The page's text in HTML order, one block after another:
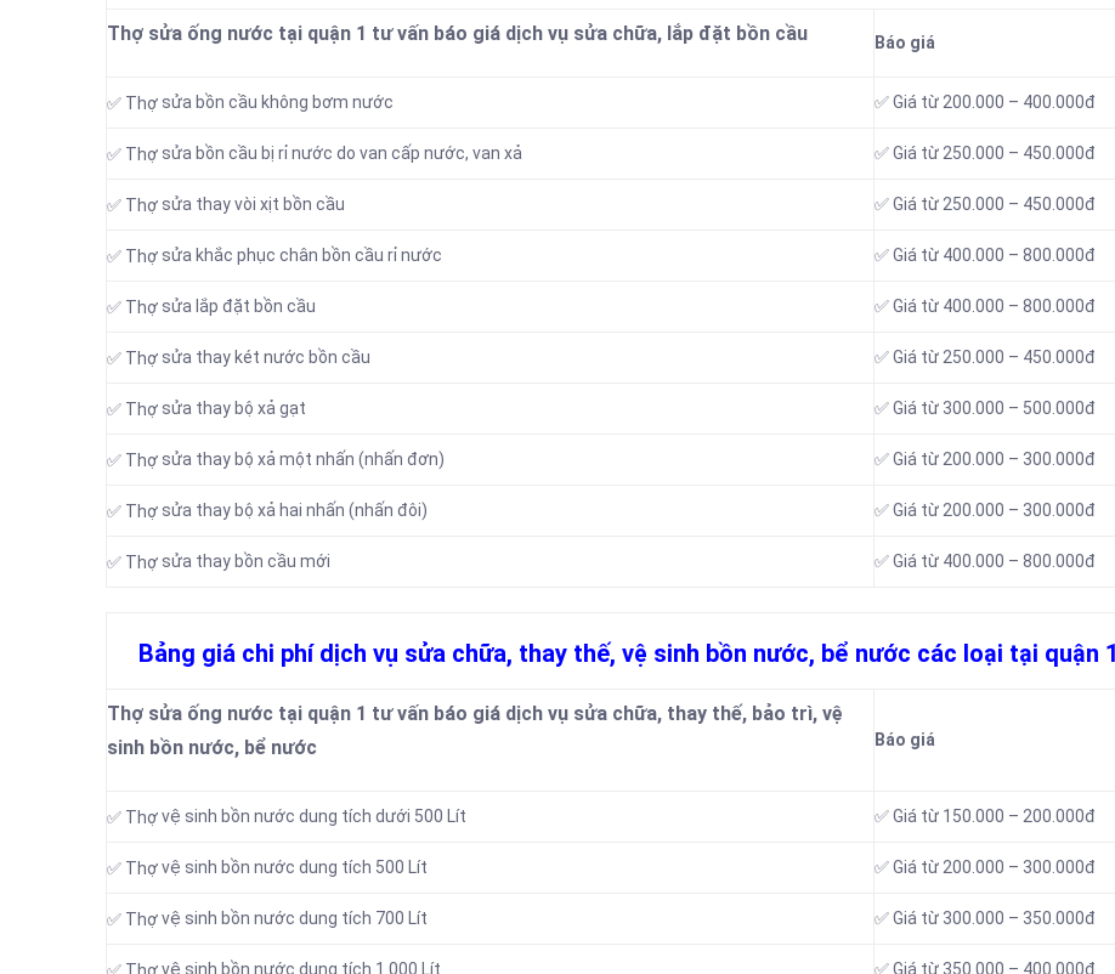
Thợ sửa ống nước tại quận 1 tư vấn báo giá dịch vụ sửa chữa, lắp đặt bồn cầu Báo giá
✅ Thợ sửa bồn cầu không bơm nước ✅ Giá từ 200.000 – 400.000đ
✅ Thợ sửa bồn cầu bị rỉ nước do van cấp nước, van xả ✅ Giá từ 250.000 – 450.000đ
✅ Thợ sửa thay vòi xịt bồn cầu ✅ Giá từ 250.000 – 450.000đ
✅ Thợ sửa khắc phục chân bồn cầu rỉ nước ✅ Giá từ 400.000 – 800.000đ
✅ Thợ sửa lắp đặt bồn cầu ✅ Giá từ 400.000 – 800.000đ
✅ Thợ sửa thay két nước bồn cầu ✅ Giá từ 250.000 – 450.000đ
✅ Thợ sửa thay bộ xả gạt ✅ Giá từ 300.000 – 500.000đ
✅ Thợ sửa thay bộ xả một nhấn (nhấn đơn) ✅ Giá từ 200.000 – 300.000đ
✅ Thợ sửa thay bộ xả hai nhấn (nhấn đôi) ✅ Giá từ 200.000 – 300.000đ
✅ Thợ sửa thay bồn cầu mới ✅ Giá từ 400.000 – 800.000đ
Bảng giá chi phí dịch vụ sửa chữa, thay thế, vệ sinh bồn nước, bể nước các loại tại quận 1
Thợ sửa ống nước tại quận 1 tư vấn báo giá dịch vụ sửa chữa, thay thế, bảo trì, vệ
sinh bồn nước, bể nước
Báo giá
✅ Thợvệ sinh bồn nước dung tích dưới 500 Lít ✅ Giá từ 150.000 – 200.000đ
✅ Thợvệ sinh bồn nước dung tích 500 Lít ✅ Giá từ 200.000 – 300.000đ
✅ Thợvệ sinh bồn nước dung tích 700 Lít ✅ Giá từ 300.000 – 350.000đ
vệ sinh bồn nước dung tích 1.000 Lít ✅ Giá từ 350.000 – 400.000đ